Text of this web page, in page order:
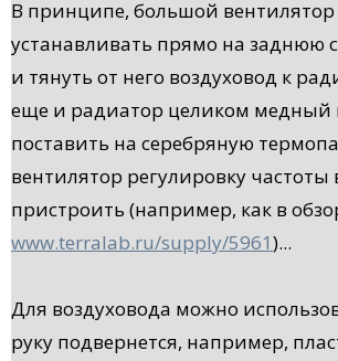
В принципе, большой
устанавливать прямо на заднюю
и тянуть от него воздуховод к
еще и радиатор целиком медный
поставить на серебряную
вентилятор регулировку
пристроить (например, как в
www.terralab.ru/supply/5961)...
Для воздуховода можно
руку подвернется, например,